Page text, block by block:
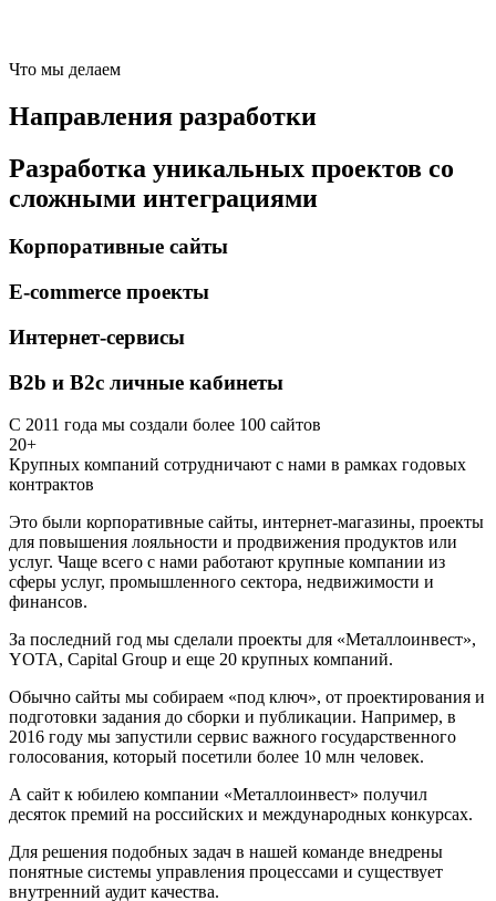
Что мы делаем
Направления разработки
Разработка уникальных проектов со
сложными интеграциями
Корпоративные сайты
E-commerce проекты
Интернет-сервисы
B2b и B2c личные кабинеты
С 2011 года мы создали более 100 сайтов
20+
Крупных компаний сотрудничают с нами в рамках годовых
контрактов
Это были корпоративные сайты, интернет-магазины, проекты
для повышения лояльности и продвижения продуктов или
услуг. Чаще всего с нами работают крупные компании из
сферы услуг, промышленного сектора, недвижимости и
финансов.
За последний год мы сделали проекты для «Металлоинвест»,
YOTA, Capital Group и еще 20 крупных компаний.
Обычно сайты мы собираем «под ключ», от проектирования и
подготовки задания до сборки и публикации. Например, в
2016 году мы запустили сервис важного государственного
голосования, который посетили более 10 млн человек.
А сайт к юбилею компании «Металлоинвест» получил
десяток премий на российских и международных конкурсах.
Для решения подобных задач в нашей команде внедрены
понятные системы управления процессами и существует
внутренний аудит качества.